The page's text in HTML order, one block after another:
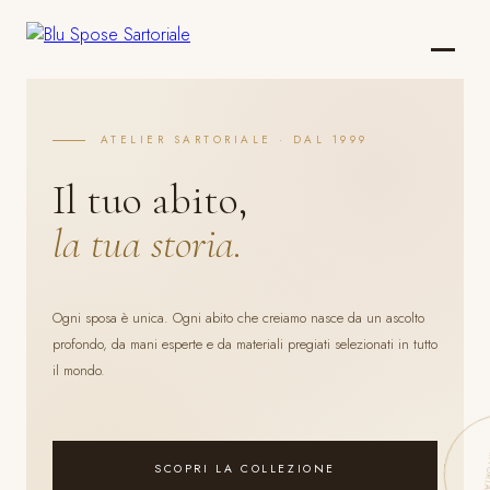
ATELIER SARTORIALE · DAL 1999
Il tuo abito,
la tua storia.
Ogni sposa è unica. Ogni abito che creiamo nasce da un ascolto
profondo, da mani esperte e da materiali pregiati selezionati in tutto
il mondo.
SCOPRI LA COLLEZIONE